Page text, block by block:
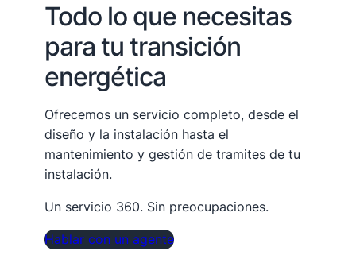
Todo lo que necesitas
para tu transición
energética
Ofrecemos un servicio completo, desde el
diseño y la instalación hasta el
mantenimiento y gestión de tramites de tu
instalación.
Un servicio 360. Sin preocupaciones.
Hablar con un agente